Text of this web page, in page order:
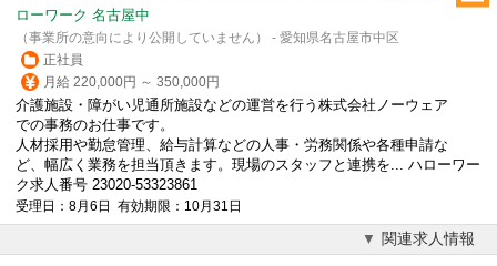
ローワーク 名古屋中
（事業所の意向により公開していません） - 愛知県名古屋市中区
正社員
月給 220,000円 ～ 350,000円
介護施設・障がい児通所施設などの運営を行う株式会社ノーウェア
での事務のお仕事です。
人材採用や勤怠管理、給与計算などの人事・労務関係や各種申請な
ど、幅広く業務を担当頂きます。現場のスタッフと連携を... ハローワー
ク求人番号 23020-53323861
受理日：8月6日 有効期限：10月31日
関連求人情報